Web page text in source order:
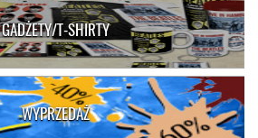
GADŻETY/T-SHIRTY
WYPRZEDAŻ